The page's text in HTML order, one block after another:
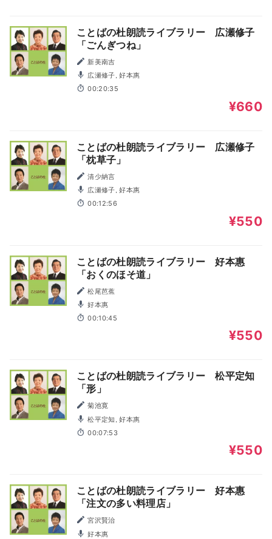
ことばの杜朗読ライブラリー 広瀬修子
「ごんぎつね」
新美南吉
広瀬修子, 好本惠
00:20:35
¥660
ことばの杜朗読ライブラリー 広瀬修子
「枕草子」
清少納言
広瀬修子, 好本惠
00:12:56
¥550
ことばの杜朗読ライブラリー 好本惠
「おくのほそ道」
松尾芭蕉
好本惠
00:10:45
¥550
ことばの杜朗読ライブラリー 松平定知
「形」
菊池寛
松平定知, 好本惠
00:07:53
¥550
ことばの杜朗読ライブラリー 好本惠
「注文の多い料理店」
宮沢賢治
好本惠